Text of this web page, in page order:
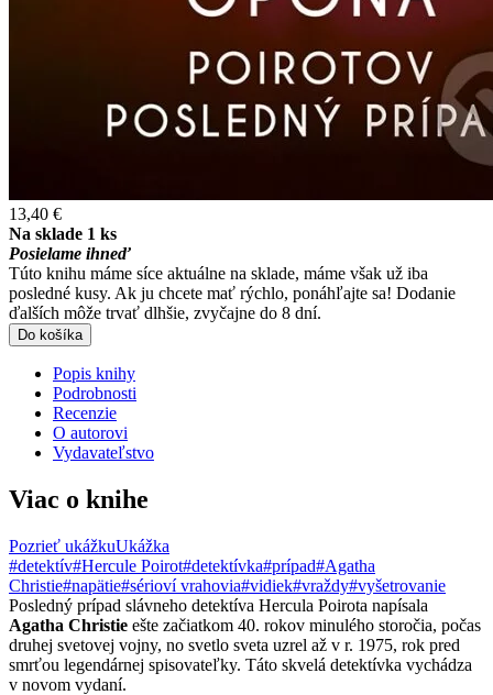
13,40 €
Na sklade 1 ks
Posielame ihneď
Túto knihu máme síce aktuálne na sklade, máme však už iba
posledné kusy. Ak ju chcete mať rýchlo, ponáhľajte sa! Dodanie
ďalších môže trvať dlhšie, zvyčajne do 8 dní.
Do košíka
Popis knihy
Podrobnosti
Recenzie
O autorovi
Vydavateľstvo
Viac o knihe
Pozrieť ukážkuUkážka
#detektív#Hercule Poirot#detektívka#prípad#Agatha
Christie#napätie#sérioví vrahovia#vidiek#vraždy#vyšetrovanie
Posledný prípad slávneho detektíva Hercula Poirota napísala
Agatha Christie ešte začiatkom 40. rokov minulého storočia, počas
druhej svetovej vojny, no svetlo sveta uzrel až v r. 1975, rok pred
smrťou legendárnej spisovateľky. Táto skvelá detektívka vychádza
v novom vydaní.